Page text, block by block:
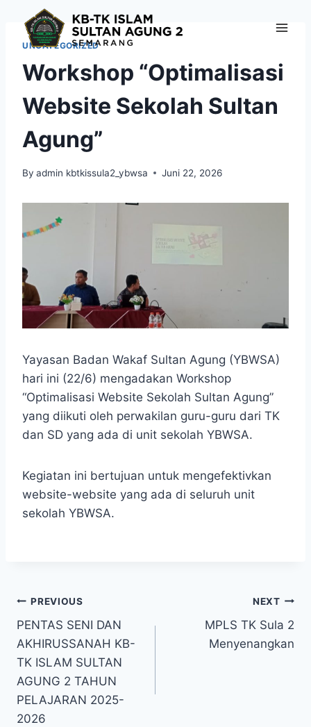
contentUNCATEGORIZED
Workshop “Optimalisasi
Website Sekolah Sultan
Agung”
By admin kbtkissula2_ybwsa Juni 22, 2026
Yayasan Badan Wakaf Sultan Agung (YBWSA)
hari ini (22/6) mengadakan Workshop
“Optimalisasi Website Sekolah Sultan Agung”
yang diikuti oleh perwakilan guru-guru dari TK
dan SD yang ada di unit sekolah YBWSA.
Kegiatan ini bertujuan untuk mengefektivkan
website-website yang ada di seluruh unit
sekolah YBWSA.
Navigasi
pos
PREVIOUS
PENTAS SENI DAN
AKHIRUSSANAH KB-
TK ISLAM SULTAN
AGUNG 2 TAHUN
PELAJARAN 2025-
2026
NEXT
MPLS TK Sula 2
Menyenangkan